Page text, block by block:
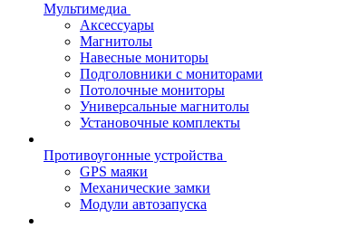
Мультимедиа
Аксессуары
Магнитолы
Навесные мониторы
Подголовники с мониторами
Потолочные мониторы
Универсальные магнитолы
Установочные комплекты
Противоугонные устройства
GPS маяки
Механические замки
Модули автозапуска